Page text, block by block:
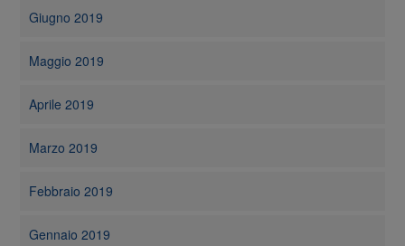
Giugno 2019
Maggio 2019
Aprile 2019
Marzo 2019
Febbraio 2019
Gennaio 2019